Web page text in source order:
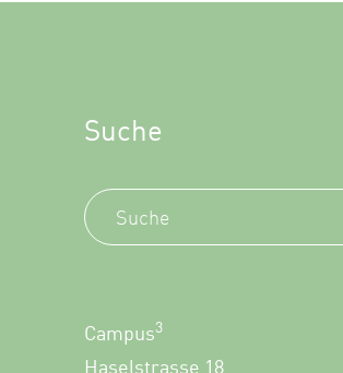
Suche
Campus3
Haselstrasse 18